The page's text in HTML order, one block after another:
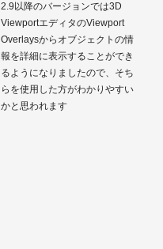
2.9以降のバージョンでは3D
ViewportエディタのViewport
Overlaysからオブジェクトの情
報を詳細に表示することができ
るようになりましたので、そち
らを使用した方がわかりやすい
かと思われます